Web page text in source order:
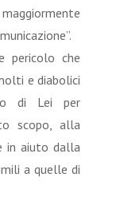
pericolo che
e diabolici
di Lei per
scopo, alla
in aiuto dalla
a quelle di